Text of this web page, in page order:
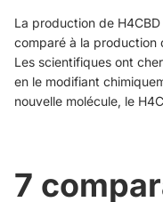
La production de
comparé à la production
Les scientifiques ont
en le modifiant
nouvelle molécule, le
7